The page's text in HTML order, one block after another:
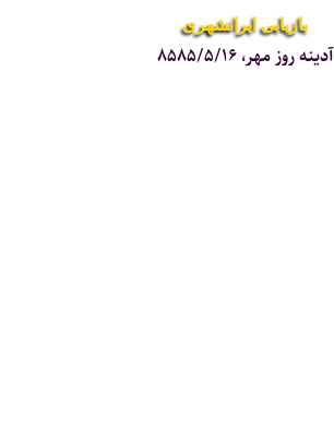
بازیابی ایرانشهری
آدینه روز مهر، ۸۵۸۵/۵/۱۶